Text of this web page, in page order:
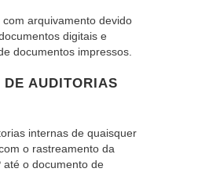
arquivamento devido
digitais e
documentos impressos.
AUDITORIAS
internas de quaisquer
o rastreamento da
até o documento de